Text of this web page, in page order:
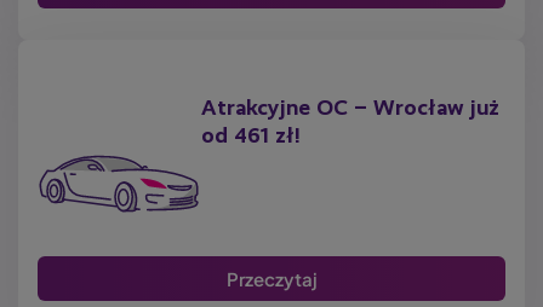
Atrakcyjne OC – Wrocław już
od 461 zł!
Przeczytaj